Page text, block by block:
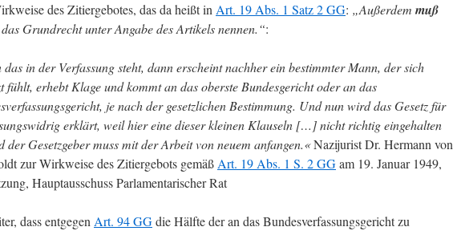
des Zitiergebotes, das da heißt in Art. 19 Abs. 1 Satz 2 GG: „Außerdem muß
das Grundrecht unter Angabe des Artikels nennen.“:
das in der Verfassung steht, dann erscheint nachher ein bestimmter Mann, der sich
fühlt, erhebt Klage und kommt an das oberste Bundesgericht oder an das
je nach der gesetzlichen Bestimmung. Und nun wird das Gesetz für
erklärt, weil hier eine dieser kleinen Klauseln […] nicht richtig eingehalten
der Gesetzgeber muss mit der Arbeit von neuem anfangen.«Nazijurist Dr. Hermann von
zur Wirkweise des Zitiergebots gemäß Art. 19 Abs. 1 S. 2 GGam 19. Januar 1949,
Hauptausschuss Parlamentarischer Rat
dass entgegen Art. 94 GGdie Hälfte der an das Bundesverfassungsgericht zu